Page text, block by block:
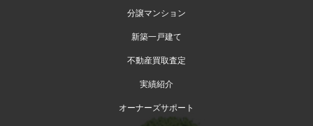
分譲マンション
新築一戸建て
不動産買取査定
実績紹介
オーナーズサポート